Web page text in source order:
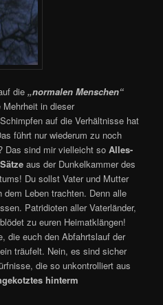
die„normalen Menschen“
in dieser
auf die Verhältnisse hat
führt nur wiederum zu noch
Das sind mir vielleicht soAlles-
aus der Dunkelkammer des
Du sollst Vater und Mutter
Leben trachten. Denn alle
Patridioten aller Vaterländer,
zu euren Heimatklängen!
die euch den Abfahrtslauf der
träufelt. Nein, es sind sicher
die so unkontrolliert aus
hinterm